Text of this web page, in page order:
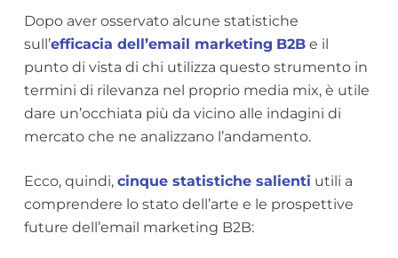
Dopo aver osservato alcune statistiche
sull’efficacia dell’email marketing B2Be il
punto di vista di chi utilizza questo strumento in
termini di rilevanza nel proprio media mix, è utile
dare un’occhiata più da vicino alle indagini di
mercato che ne analizzano l’andamento.
Ecco, quindi, cinque statistiche salienti utili a
comprendere lo stato dell’arte e le prospettive
future dell’email marketing B2B: